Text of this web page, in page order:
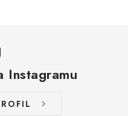
Instagramu